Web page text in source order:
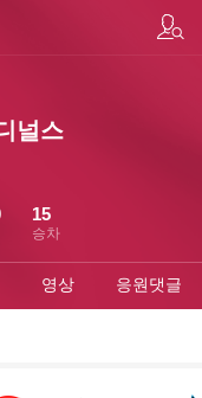
널스
승차
15
영상 응원댓글